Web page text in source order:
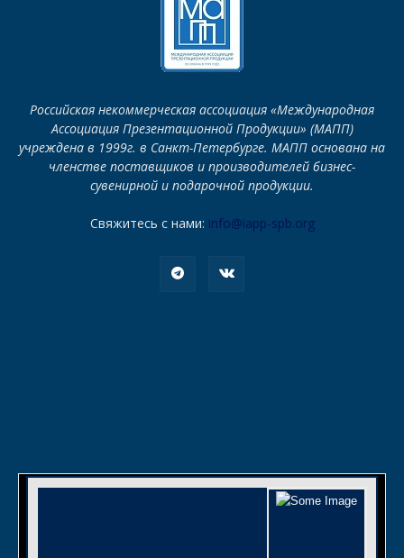
Российская некоммерческая ассоциация «Международная
Ассоциация Презентационной Продукции» (МАПП)
учреждена в 1999г. в Санкт-Петербурге. МАПП основана на
членстве поставщиков и производителей бизнес-
сувенирной и подарочной продукции.
Свяжитесь с нами: info@iapp-spb.org